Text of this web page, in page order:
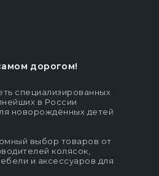
дорогом!
специализированных
в России
новорождённых детей
выбор товаров от
колясок,
и аксессуаров для